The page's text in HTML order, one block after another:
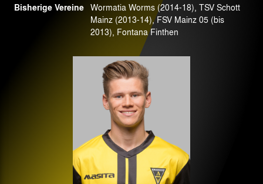
Bisherige Vereine Wormatia Worms (2014-18), TSV Schott
Mainz (2013-14), FSV Mainz 05 (bis
2013), Fontana Finthen